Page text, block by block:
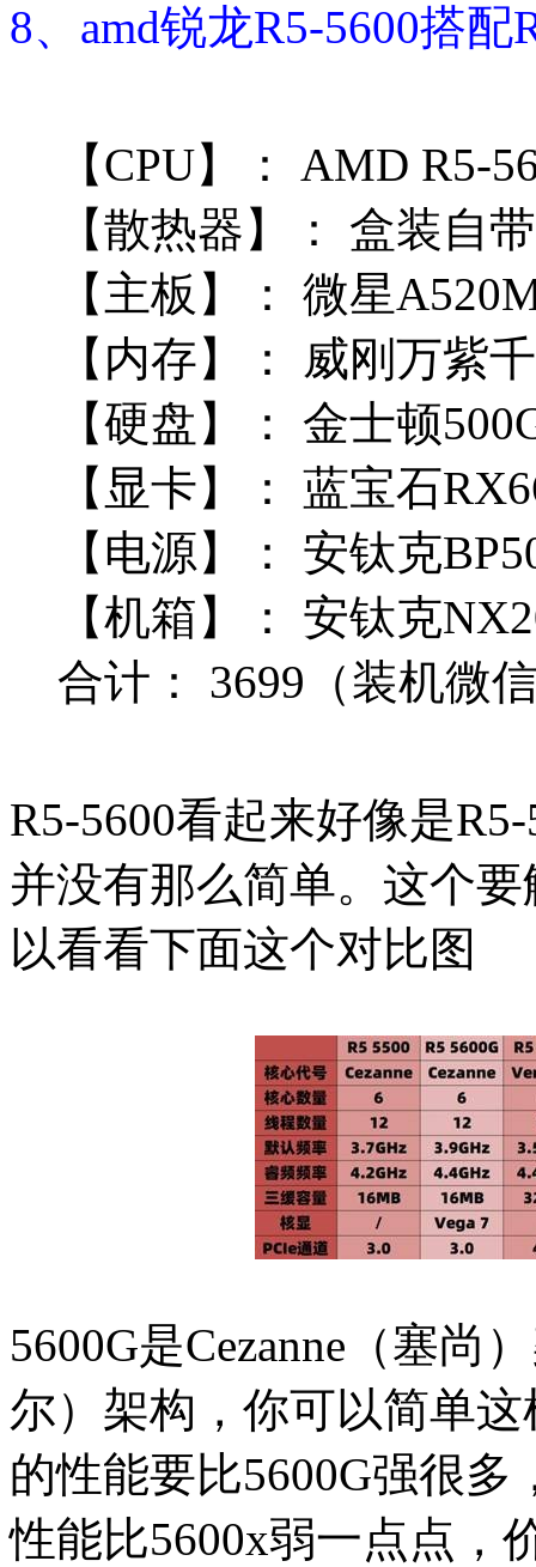
8、amd锐龙R5-5600搭
【CPU】：
AMD R5-
【散热器】：
盒装自
【主板】：
微星
【内存】：
威刚万紫
【硬盘】：
金士顿
【显卡】：
蓝宝石
【电源】：
安钛克
【机箱】：
安钛克
合计：
3699 （装机微
R5-5600看起来好像是
并没有那么简单。这个
以看看下面这个对比图
5600G是Cezanne（塞尚
尔）架构，你可以简单
的性能要比5600G强很多
性能比5600x弱一点点，